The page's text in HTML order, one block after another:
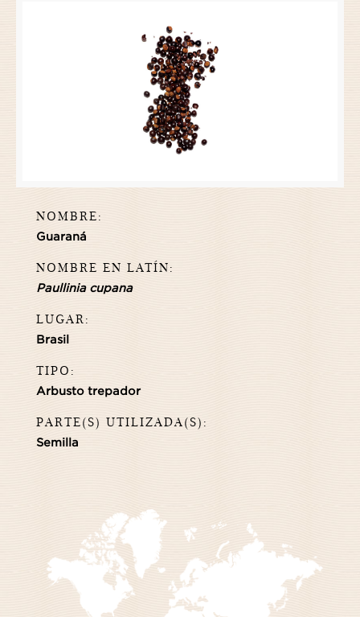
NOMBRE:
Guaraná
NOMBRE EN LATÍN:
Paullinia cupana
LUGAR:
Brasil
TIPO:
Arbusto trepador
PARTE(S) UTILIZADA(S):
Semilla